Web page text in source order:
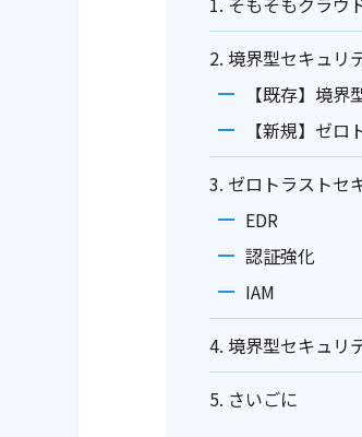
2. 境界型セキュリ
【既存】境界
【新規】ゼロ
3. ゼロトラストセ
EDR
認証強化
IAM
4. 境界型セキュリ
5. さいごに